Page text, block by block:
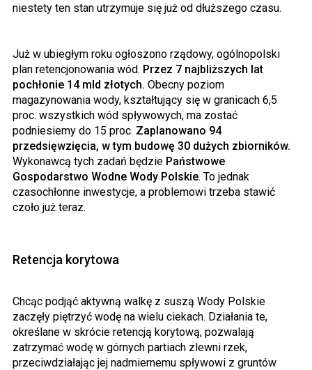
niestety ten stan utrzymuje się już od dłuższego czasu.
Już w ubiegłym roku ogłoszono rządowy, ogólnopolski
plan retencjonowania wód. Przez 7 najbliższych lat
pochłonie 14 mld złotych. Obecny poziom
magazynowania wody, kształtujący się w granicach 6,5
proc. wszystkich wód spływowych, ma zostać
podniesiemy do 15 proc. Zaplanowano 94
przedsięwzięcia, w tym budowę 30 dużych zbiorników.
Wykonawcą tych zadań będzie Państwowe
Gospodarstwo Wodne Wody Polskie. To jednak
czasochłonne inwestycje, a problemowi trzeba stawić
czoło już teraz.
Retencja korytowa
Chcąc podjąć aktywną walkę z suszą Wody Polskie
zaczęły piętrzyć wodę na wielu ciekach. Działania te,
określane w skrócie retencją korytową, pozwalają
zatrzymać wodę w górnych partiach zlewni rzek,
przeciwdziałając jej nadmiernemu spływowi z gruntów